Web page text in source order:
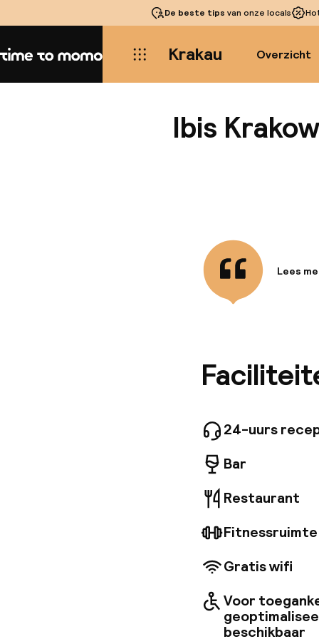
De beste tips van onze locals
Home Krakau Overzicht
Ibis
Krakow
Lees
24-uurs
Bar
Restaurant
Gratis wifi
Voor
beschikbaar